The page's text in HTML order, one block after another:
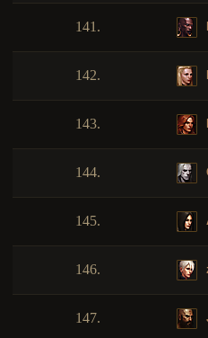
141.
142.
143.
144.
145.
146.
147.